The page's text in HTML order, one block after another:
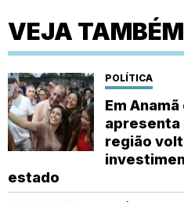
VEJA TAMBÉM
POLÍTICA
Em
apresenta
região
estado